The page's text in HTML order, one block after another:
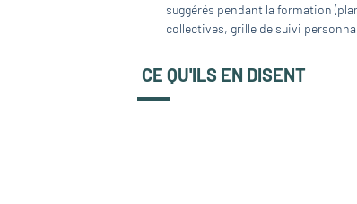
suggérés pendant la formation
collectives, grille de suivi
CE QU'ILS EN DISENT